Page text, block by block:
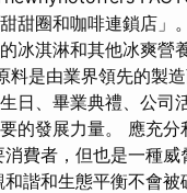
甜圈和咖啡連鎖店」
冰淇淋和其他冰爽
是由業界領先的製
日、畢業典禮、公司
的發展力量。 應充
費者，但也是一種
諧和生態平衡不會被